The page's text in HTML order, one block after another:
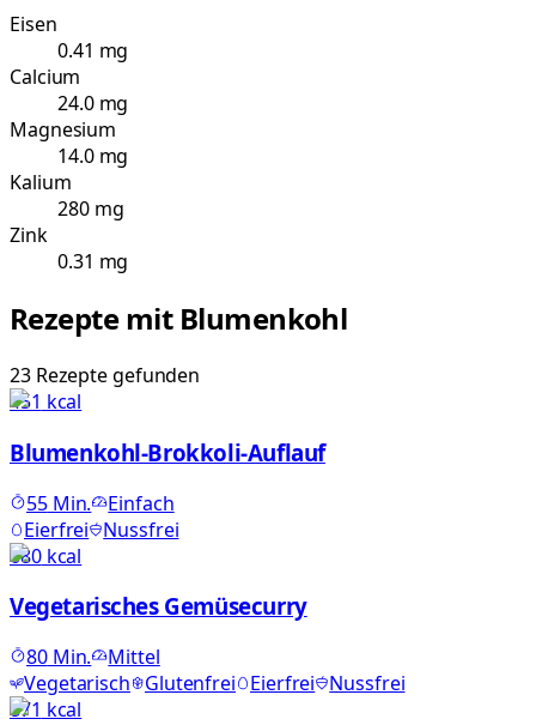
Eisen
0.41 mg
Calcium
24.0 mg
Magnesium
14.0 mg
Kalium
280 mg
Zink
0.31 mg
Rezepte mit Blumenkohl
23 Rezeptegefunden
451 kcal
Blumenkohl-Brokkoli-Auflauf
55Min.
Einfach
Eierfrei
Nussfrei
680kcal
Vegetarisches Gemüsecurry
80Min.
Mittel
Vegetarisch
Glutenfrei Eierfrei
Nussfrei
871 kcal